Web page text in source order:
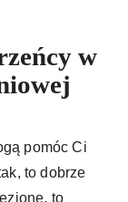
w
pomóc Ci
to dobrze
to